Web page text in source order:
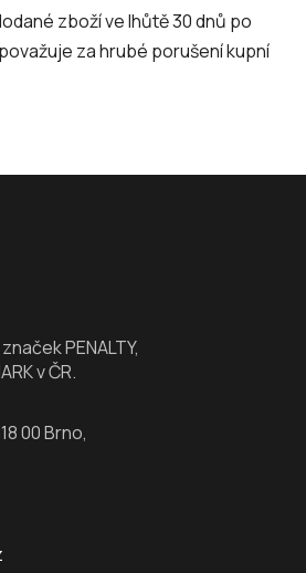
zboží ve lhůtě 30 dnů po
za hrubé porušení kupní
PENALTY,
v ČR.
00 Brno,